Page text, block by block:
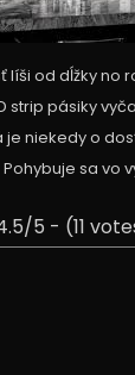
líši od dĺžky no
strip pásiky
niekedy o
sa vo
5 - (11